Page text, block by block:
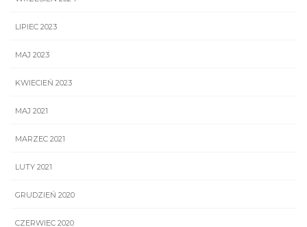
LIPIEC 2023
MAJ 2023
KWIECIEŃ 2023
MAJ 2021
MARZEC 2021
LUTY 2021
GRUDZIEŃ 2020
CZERWIEC 2020